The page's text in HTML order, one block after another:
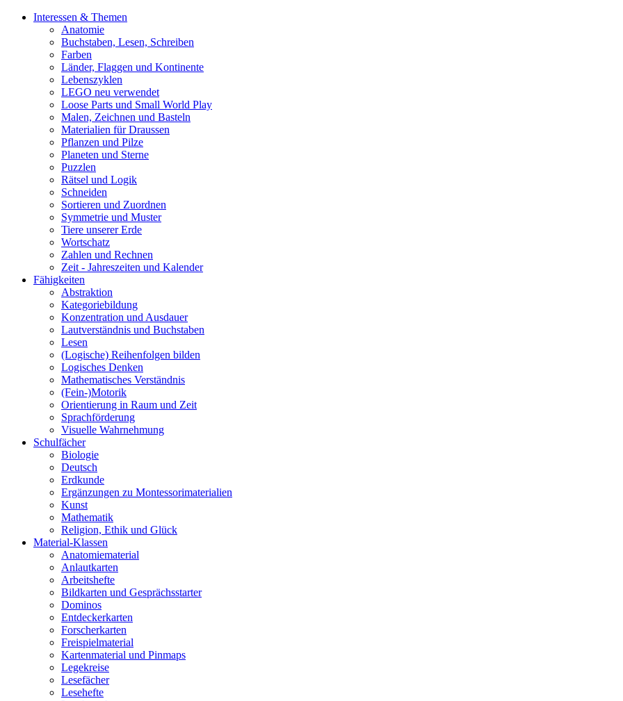
Interessen & Themen
Anatomie
Buchstaben, Lesen, Schreiben
Farben
Länder, Flaggen und Kontinente
Lebenszyklen
LEGO neu verwendet
Loose Parts und Small World Play
Malen, Zeichnen und Basteln
Materialien für Draussen
Pflanzen und Pilze
Planeten und Sterne
Puzzlen
Rätsel und Logik
Schneiden
Sortieren und Zuordnen
Symmetrie und Muster
Tiere unserer Erde
Wortschatz
Zahlen und Rechnen
Zeit - Jahreszeiten und Kalender
Fähigkeiten
Abstraktion
Kategoriebildung
Konzentration und Ausdauer
Lautverständnis und Buchstaben
Lesen
(Logische) Reihenfolgen bilden
Logisches Denken
Mathematisches Verständnis
(Fein-)Motorik
Orientierung in Raum und Zeit
Sprachförderung
Visuelle Wahrnehmung
Schulfächer
Biologie
Deutsch
Erdkunde
Ergänzungen zu Montessorimaterialien
Kunst
Mathematik
Religion, Ethik und Glück
Material-Klassen
Anatomiematerial
Anlautkarten
Arbeitshefte
Bildkarten und Gesprächsstarter
Dominos
Entdeckerkarten
Forscherkarten
Freispielmaterial
Kartenmaterial und Pinmaps
Legekreise
Lesefächer
Lesehefte